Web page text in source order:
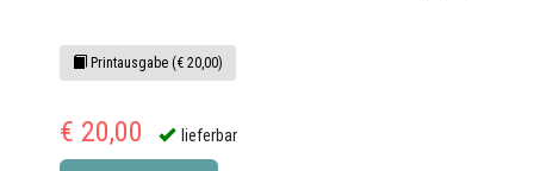
Printausgabe (€ 20,00)
€ 20,00 lieferbar